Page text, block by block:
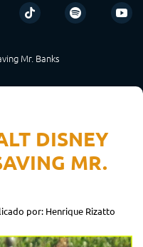
Mr. Banks
DISNEY
MR.
por: Henrique Rizatto